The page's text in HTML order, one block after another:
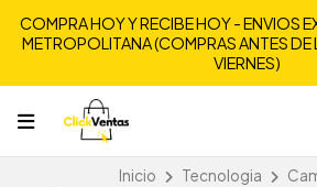
COMPRA HOY Y RECIBE HOY - ENVIOS
METROPOLITANA (COMPRAS ANTES DE
VIERNES)
Inicio Tecnologia